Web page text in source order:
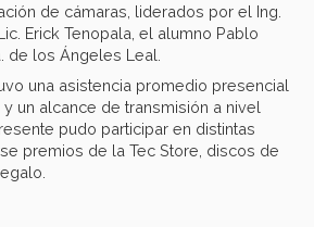
de cámaras, liderados por el Ing.
Erick Tenopala, el alumno Pablo
de los Ángeles Leal.
una asistencia promedio presencial
un alcance de transmisión a nivel
pudo participar en distintas
premios de la Tec Store, discos de